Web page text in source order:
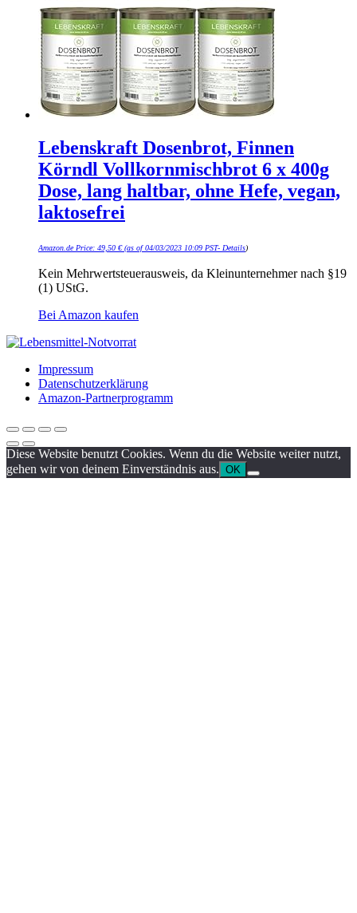
Lebenskraft Dosenbrot, Finnen
Körndl Vollkornmischbrot 6 x 400g
Dose, lang haltbar, ohne Hefe, vegan,
laktosefrei
Amazon.de Price: 49,50 €(as of 04/03/2023 10:09 PST- Details)
Kein Mehrwertsteuerausweis, da Kleinunternehmer nach §19
(1) UStG.
Bei Amazon kaufen
Impressum
Datenschutzerklärung
Amazon-Partnerprogramm
Diese Website benutzt Cookies. Wenn du die Website weiter nutzt,
gehen wir von deinem Einverständnis aus. OK